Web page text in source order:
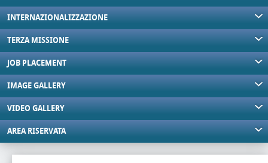
INTERNAZIONALIZZAZIONE
TERZA MISSIONE
JOB PLACEMENT
IMAGE GALLERY
VIDEO GALLERY
AREA RISERVATA